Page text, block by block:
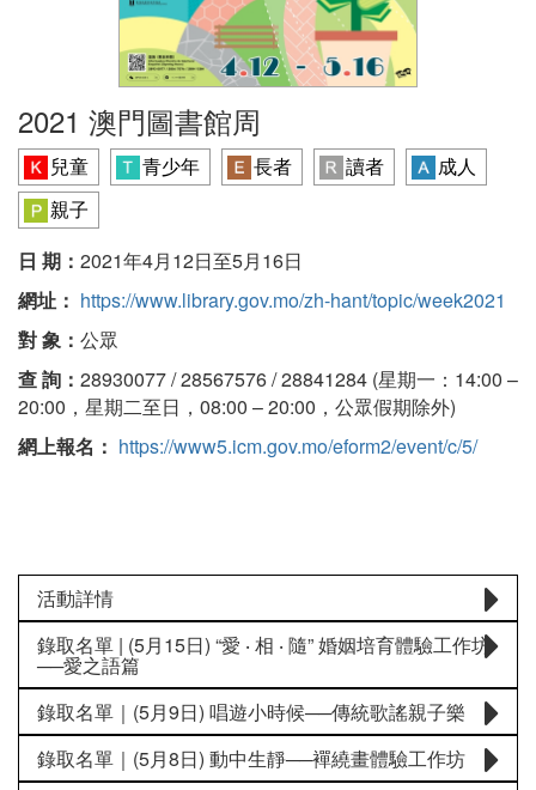
2021 澳門圖書館周
兒童 青少年 長者 讀者
成人
親子
日 期： 2021年4月12日至5月16日
網址： https://www.library.gov.mo/zh-hant/topic/week2021
對 象： 公眾
查 詢： 28930077 / 28567576 / 28841284 (星期一：14:00 –
20:00，星期二至日，08:00 – 20:00，公眾假期除外)
網上報名： https://www5.icm.gov.mo/eform2/event/c/5/
活動詳情
錄取名單 | (5月15日) “愛 ‧ 相 ‧ 隨” 婚姻培育體驗工作坊
──愛之語篇
錄取名單｜(5月9日) 唱遊小時候──傳統歌謠親子樂
錄取名單｜(5月8日) 動中生靜──襌繞畫體驗工作坊